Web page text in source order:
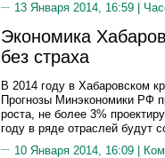
13 Января 2014, 16:59 |
Экономика
без страха
В 2014 году в Хабаровском
Прогнозы Минэкономики РФ
роста, не более 3%
году в ряде отраслей будут
10 Января 2014, 16:09 |